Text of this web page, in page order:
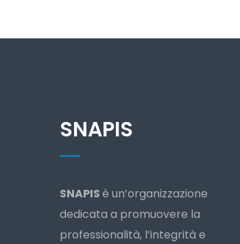
SNAPIS
SNAPISè un’organizzazione
dedicata a promuovere la
professionalità, l’integrità e